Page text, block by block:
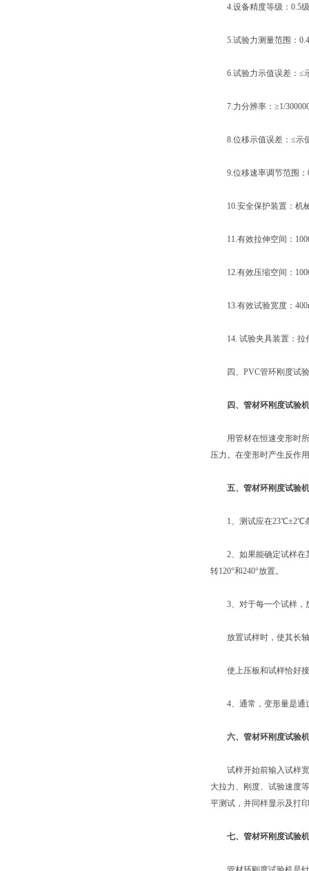
4.设备精度等级：0.5
5.试验力测量范围：
6.试验力示值误差：≤
7.力分辨率：≥1/
8.位移示值误差：≤示
9.位移速率调节范围：
10.安全保护装置：机
11.有效拉伸空间：
12.有效压缩空间：
13.有效试验宽度：
14. 试验夹具装置：拉
四、PVC管环刚度试验
四、管材环刚度试验机
用管材在恒速变形时所
压力。在变形时产生反作
五、管材环刚度试验机
1、测试应在23℃±2℃
2、如果能确定试样在某
转120°和240°放置。
3、对于每一个试样，
放置试样时，使其长轴
使上压板和试样恰好接
4、通常，变形量是通过
六、管材环刚度试验机
试样开始前输入试样宽
大拉力、刚度、试验速度
平测试，并同样显示及打
七、管材环刚度试验机